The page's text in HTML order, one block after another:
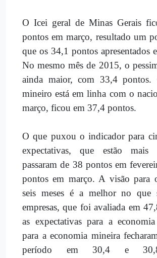
O Icei geral de Minas Gerais
pontos em março, resultado um
que os 34,1 pontos apresentados
No mesmo mês de 2015, o
ainda maior, com 33,4 pontos.
mineiro está em linha com o
março, ficou em 37,4 pontos.
O que puxou o indicador para
expectativas, que estão mais
passaram de 38 pontos em
pontos em março. A visão para
seis meses é a melhor no que
empresas, que foi avaliada em
as expectativas para a
para a economia mineira
período em 30,4 e